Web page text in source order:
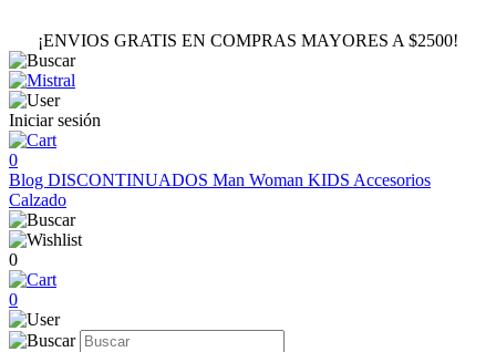
¡ENVIOS GRATIS EN COMPRAS MAYORES A $2500!
Iniciar sesión
0
Blog DISCONTINUADOS Man Woman KIDS Accesorios
Calzado
0
0